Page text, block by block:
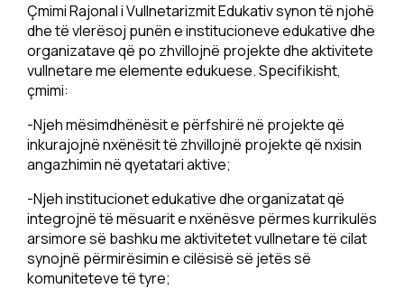
Çmimi Rajonal i Vullnetarizmit Edukativ synon të njohë
dhe të vlerësoj punën e institucioneve edukative dhe
organizatave që po zhvillojnë projekte dhe aktivitete
vullnetare me elemente edukuese. Specifikisht,
çmimi:
-Njeh mësimdhënësit e përfshirë në projekte që
inkurajojnë nxënësit të zhvillojnë projekte që nxisin
angazhimin në qyetatari aktive;
-Njeh institucionet edukative dhe organizatat që
integrojnë të mësuarit e nxënësve përmes kurrikulës
arsimore së bashku me aktivitetet vullnetare të cilat
synojnë përmirësimin e cilësisë së jetës së
komuniteteve të tyre;